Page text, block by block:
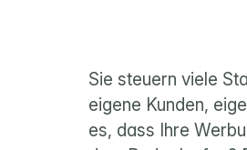
Sie steuern viele
eigene Kunden,
es, dass Ihre